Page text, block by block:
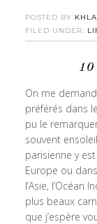
POSTED BY
FILED UNDER:
10
On me
préférés dans
pu le
souvent
parisienne y
Europe ou
l’Asie, l’Océan
plus beaux
que j’espère